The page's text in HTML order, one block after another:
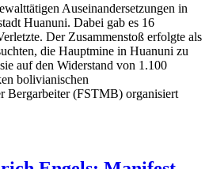
Auseinandersetzungen in
Huanuni. Dabei gab es 16
Der Zusammenstoß erfolgte als
die Hauptmine in Huanuni zu
auf den Widerstand von 1.100
bolivianischen
Bergarbeiter (FSTMB) organisiert